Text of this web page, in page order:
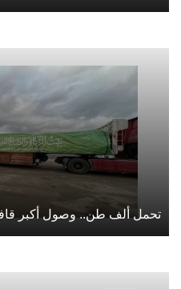
تحمل ألف طن.. وصول أكبر